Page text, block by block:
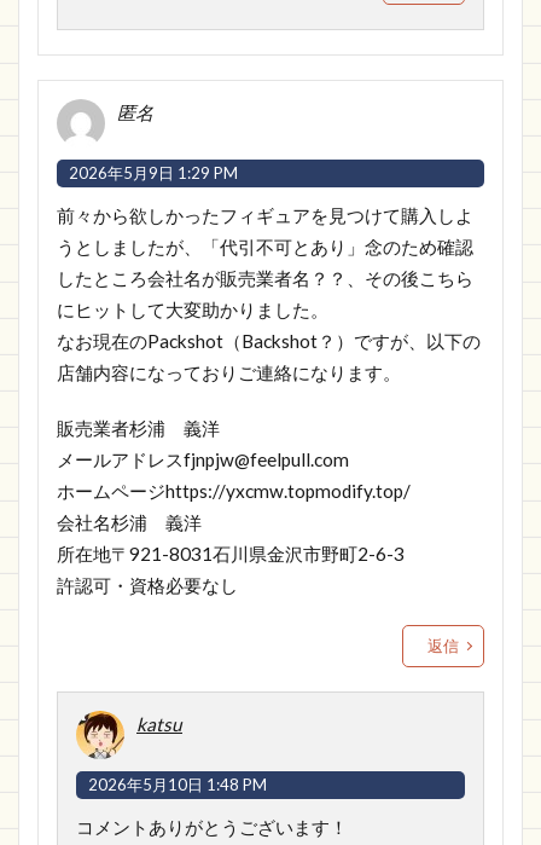
匿名
2026年5月9日 1:29 PM
前々から欲しかったフィギュアを見つけて購入しよ
うとしましたが、「代引不可とあり」念のため確認
したところ会社名が販売業者名？？、その後こちら
にヒットして大変助かりました。
なお現在のPackshot（Backshot？）ですが、以下の
店舗内容になっておりご連絡になります。
販売業者杉浦 義洋
メールアドレスfjnpjw@feelpull.com
ホームページhttps://yxcmw.topmodify.top/
会社名杉浦 義洋
所在地〒921-8031石川県金沢市野町2-6-3
許認可・資格必要なし
返信
katsu
2026年5月10日 1:48 PM
コメントありがとうございます！